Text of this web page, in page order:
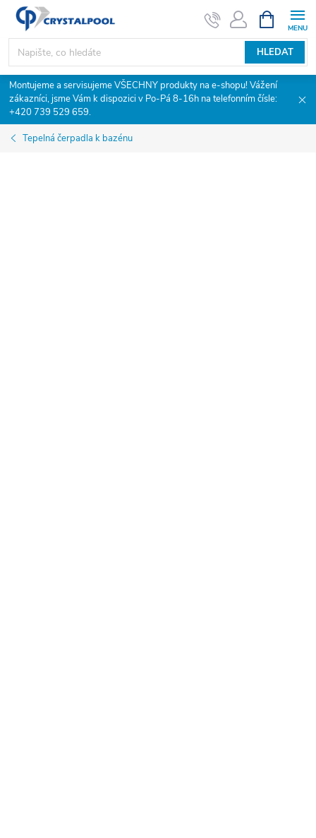
Přejít
obsah
HLEDAT
NÁKUPNÍ
KOŠÍK
Montujeme a servisujeme VŠECHNY produkty na e-shopu! Vážení
zákazníci, jsme Vám k dispozici v Po-Pá 8-16h na telefonním čísle:
+420 739 529 659.
Tepelná čerpadla k bazénu